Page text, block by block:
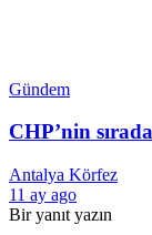
Gündem
CHP’nin
Antalya Körfez
11 ay ago
Bir yanıt yazın